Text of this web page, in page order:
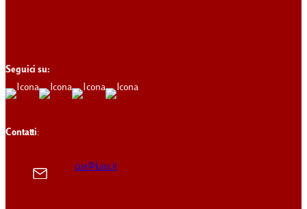
Seguici su:
Contatti:
cise@luiss.it